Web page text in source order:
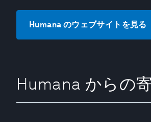
Humana のウェブサイトを見る
Humana からの